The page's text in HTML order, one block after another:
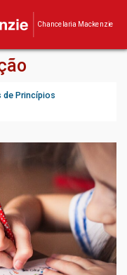
Chancelaria Mackenzie
de Princípios